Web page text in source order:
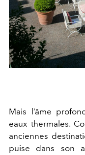
Mais l’âme
eaux thermales.
anciennes
puise dans son